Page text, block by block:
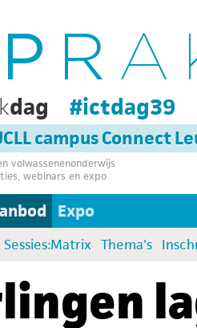
dag #ictdag39
campus Connect
volwassenenonderwijs
webinars en expo
Expo
Sessies:Matrix Thema's